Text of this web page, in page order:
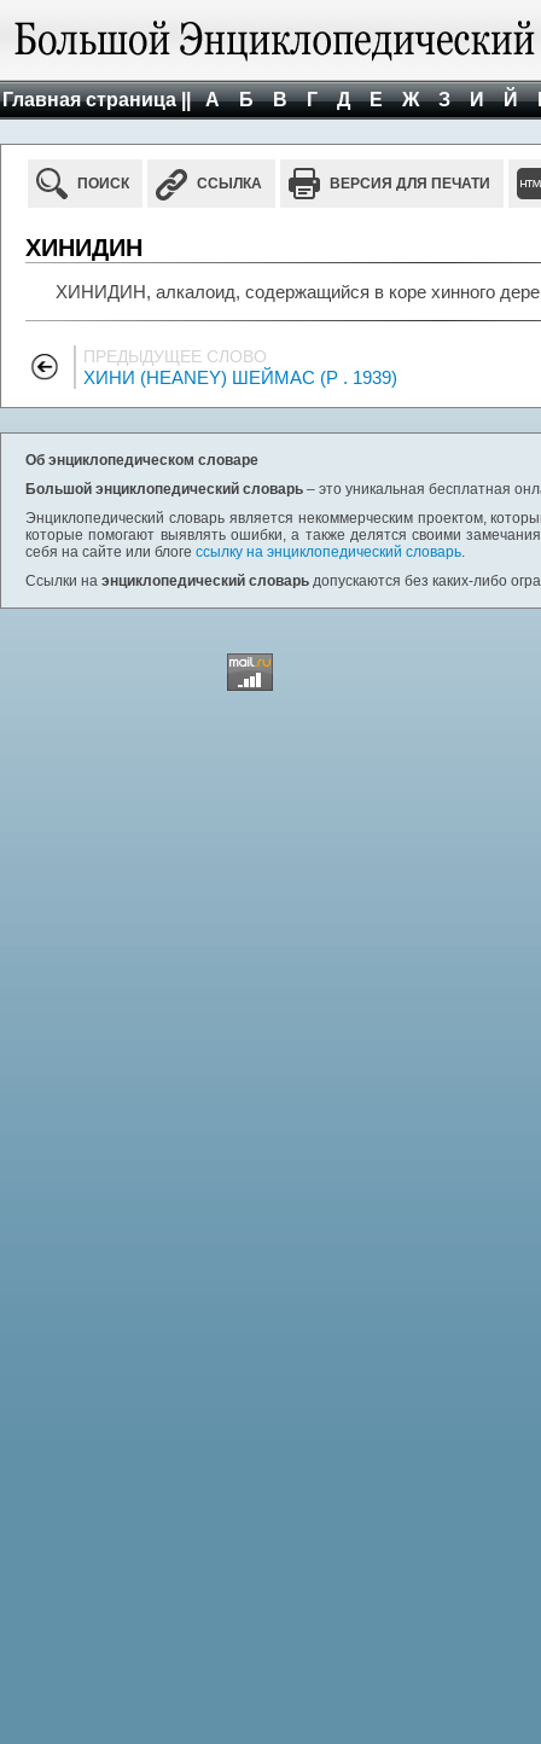
Главная страница || А Б В Г Д Е Ж З И Й
ПОИСК ССЫЛКА ВЕРСИЯ ДЛЯ ПЕЧАТИ
ХИНИДИН
ХИНИДИН, алкалоид, содержащийся в коре хинного
ПРЕДЫДУЩЕЕ СЛОВО
ХИНИ (HEANEY) ШЕЙМАС (Р . 1939)
Об энциклопедическом словаре
Большой энциклопедический словарь – это уникальная бесплатная
Энциклопедический словарь является некоммерческим проектом,
которые помогают выявлять ошибки, а также делятся своими
себя на сайте или блоге ссылку на энциклопедический словарь.
Ссылки на энциклопедический словарь допускаются без каких-либо